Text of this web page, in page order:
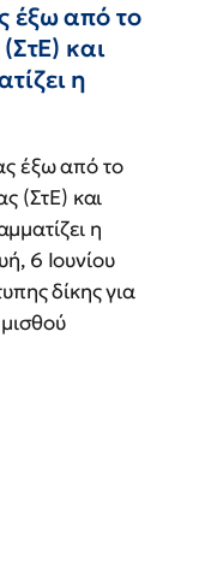
έξω από το
και
η
έξω από το
(ΣτΕ) και
η
6 Ιουνίου
δίκης για